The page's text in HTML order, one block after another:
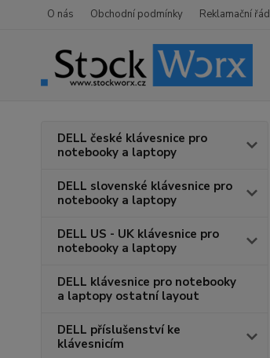
O nás Obchodní podmínky Reklamační řád
DELL české klávesnice pro
notebooky a laptopy
DELL slovenské klávesnice pro
notebooky a laptopy
DELL US - UK klávesnice pro
notebooky a laptopy
DELL klávesnice pro notebooky
a laptopy ostatní layout
DELL příslušenství ke
klávesnicím